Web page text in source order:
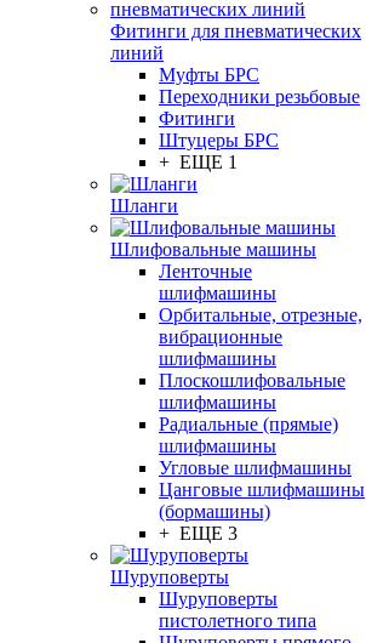
Фитинги для пневматических
линий
Муфты БРС
Переходники резьбовые
Фитинги
Штуцеры БРС
+ ЕЩЕ 1
Шланги
Шлифовальные машины
Ленточные
шлифмашины
Орбитальные, отрезные,
вибрационные
шлифмашины
Плоскошлифовальные
шлифмашины
Радиальные (прямые)
шлифмашины
Угловые шлифмашины
Цанговые шлифмашины
(бормашины)
+ ЕЩЕ 3
Шуруповерты
Шуруповерты
пистолетного типа